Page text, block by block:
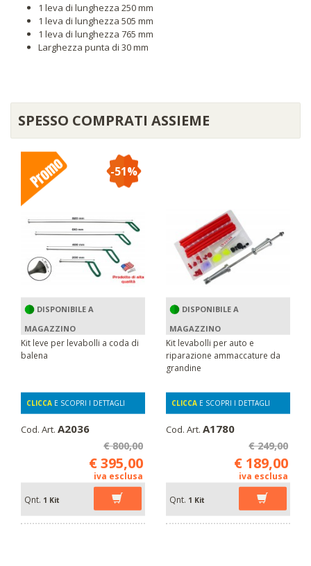
1 leva di lunghezza 250 mm
1 leva di lunghezza 505 mm
1 leva di lunghezza 765 mm
Larghezza punta di 30 mm
SPESSO COMPRATI ASSIEME
-51%
DISPONIBILE A
MAGAZZINO
Kit leve per levabolli a coda di
balena
CLICCA E SCOPRI I DETTAGLI
Cod. Art. A2036
€ 800,00
€ 395,00
iva esclusa
Qnt. 1 Kit
DISPONIBILE A
MAGAZZINO
Kit levabolli per auto e
riparazione ammaccature da
grandine
CLICCA E SCOPRI I DETTAGLI
Cod. Art. A1780
€ 249,00
€ 189,00
iva esclusa
Qnt. 1 Kit